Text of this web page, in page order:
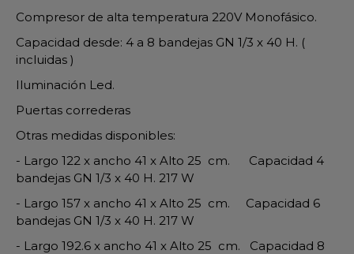
Compresor de alta temperatura 220V Monofásico.
Capacidad desde: 4 a 8 bandejas GN 1/3 x 40 H. (
incluidas )
Iluminación Led.
Puertas correderas
Otras medidas disponibles:
- Largo 122 x ancho 41 x Alto 25 cm. Capacidad 4
bandejas GN 1/3 x 40 H. 217 W
- Largo 157 x ancho 41 x Alto 25 cm. Capacidad 6
bandejas GN 1/3 x 40 H. 217 W
- Largo 192.6 x ancho 41 x Alto 25 cm. Capacidad 8